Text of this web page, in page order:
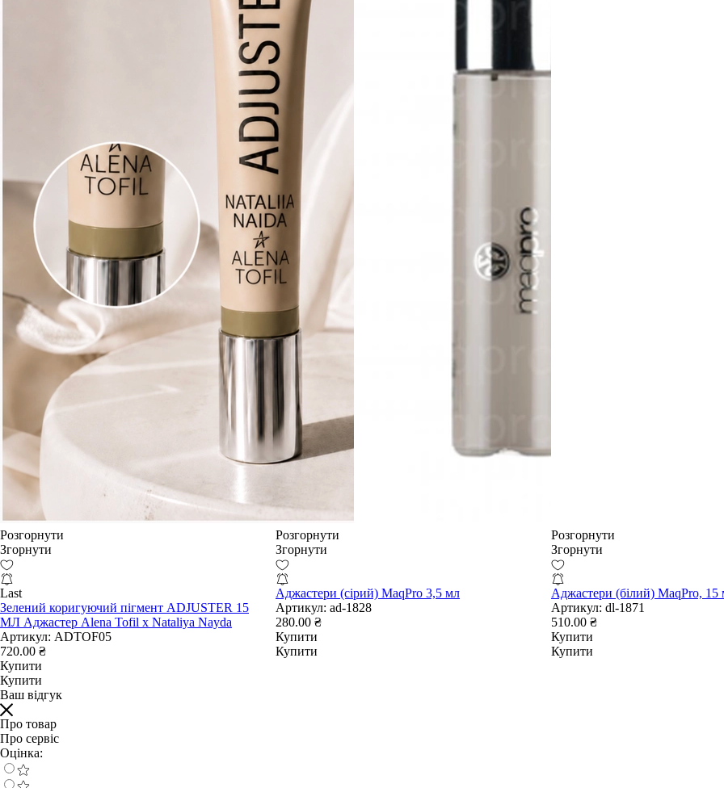
Розгорнути
Згорнути
Last
Зелений коригуючий пігмент ADJUSTER 15
МЛ Аджастер Alena Tofil x Nataliya Nayda
Артикул: ADTOF05
720.00 ₴
Купити
Купити
Розгорнути
Згорнути
Аджастери (сірий) MaqPro 3,5 мл
Артикул: ad-1828
280.00 ₴
Купити
Купити
Розгорнути
Згорнути
Аджастери (білий) MaqPro, 15
Артикул: dl-1871
510.00 ₴
Купити
Купити
Ваш відгук
Про товар
Про сервіс
Оцінка: